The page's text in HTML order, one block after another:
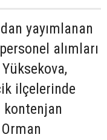
yayımlanan
alımları
ilçelerinde